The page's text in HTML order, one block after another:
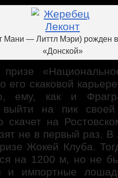
Мани — Литтл Мэри) рожден в
«Донской»
его скаковой
ему, как и
на пик
скачет на
не в первый раз. В
Жокей Клуба.
на 1200 м, но не
и импортные